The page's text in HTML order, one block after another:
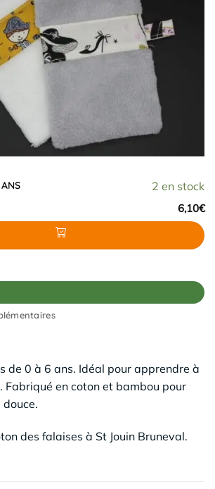
2 en stock
6,10€
0/6 ANS
de 0 à 6 ans. Idéal pour apprendre à
Fabriqué en coton et bambou pour
des falaises à St Jouin Bruneval.